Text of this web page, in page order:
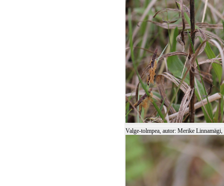
Valge-tolmpea, autor: Merike